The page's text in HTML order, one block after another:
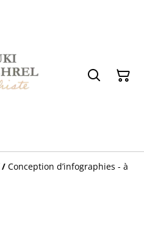
/ Conception d’infographies - à